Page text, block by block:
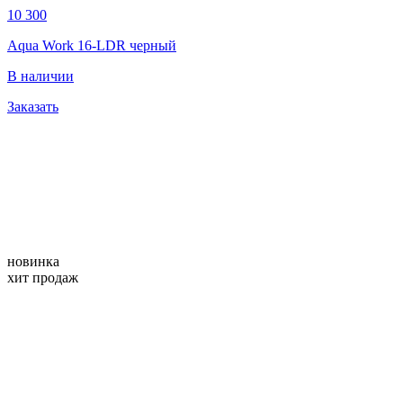
10 300
Aqua Work 16-LDR черный
В наличии
Заказать
новинка
хит продаж